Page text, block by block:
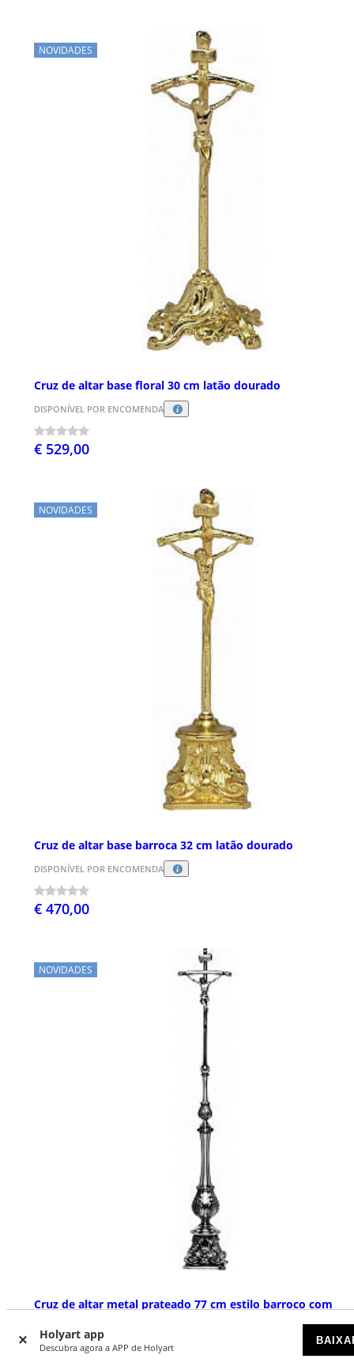
Holyart app
Descubra agora a APP de Holyart
NOVIDADES
Cruz de altar base floral 30 cm latão dourado
DISPONÍVEL POR ENCOMENDA
€ 529,00
NOVIDADES
Cruz de altar base barroca 32 cm latão dourado
DISPONÍVEL POR ENCOMENDA
€ 470,00
NOVIDADES
Cruz de altar metal prateado 77 cm estilo barroco com
DISPONÍVEL POR ENCOMENDA